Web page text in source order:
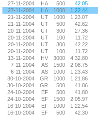
27-11-2004
HA 500 42.05
27-11-2004
HA 1000 1:22.44
21-11-2004
UT 1000 1:23.07
21-11-2004
UT 500 42.62
20-11-2004
UT 300 27.36
20-11-2004
UT 100 11.72
20-11-2004
UT 300 42.22
20-11-2004
UT 100 11.72
13-11-2004
HV 3000 4:32.80
7-11-2004
AS 1500 2:08.75
6-11-2004
AS 1000 1:23.43
30-10-2004
GR 1000 1:21.86
30-10-2004
GR 500 41.86
24-10-2004
EF 500 41.80
24-10-2004
EF 1500 2:05.97
16-10-2004
EF 1000 1:22.54
16-10-2004
EF 500 42.30